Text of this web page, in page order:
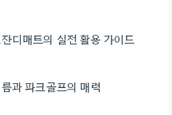
디매트의 실전 활용 가이드
과 파크골프의 매력